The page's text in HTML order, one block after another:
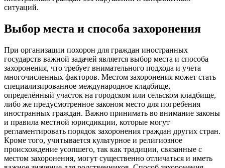
ситуаций.
Выбор места и способа захоронения
При организации похорон для граждан иностранных
государств важной задачей является выбор места и способа
захоронения, что требует внимательного подхода и учета
многочисленных факторов. Местом захоронения может стать
специализированное международное кладбище,
определённый участок на городском или сельском кладбище,
либо же предусмотренное законом место для погребения
иностранных граждан. Важно принимать во внимание законы
и правила местной юрисдикции, которые могут
регламентировать порядок захоронения граждан других стран.
Кроме того, учитывается культурное и религиозное
происхождение усопшего, так как традиции, связанные с
местом захоронения, могут существенно отличаться и иметь